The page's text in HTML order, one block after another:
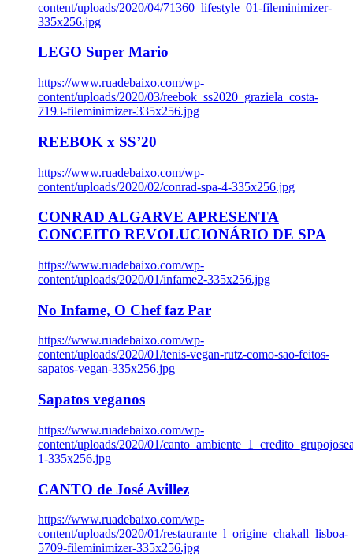
content/uploads/2020/04/71360_lifestyle_01-fileminimizer-
335x256.jpg
LEGO Super Mario
https://www.ruadebaixo.com/wp-
content/uploads/2020/03/reebok_ss2020_graziela_costa-
7193-fileminimizer-335x256.jpg
REEBOK x SS’20
https://www.ruadebaixo.com/wp-
content/uploads/2020/02/conrad-spa-4-335x256.jpg
CONRAD ALGARVE APRESENTA
CONCEITO REVOLUCIONÁRIO DE SPA
https://www.ruadebaixo.com/wp-
content/uploads/2020/01/infame2-335x256.jpg
No Infame, O Chef faz Par
https://www.ruadebaixo.com/wp-
content/uploads/2020/01/tenis-vegan-rutz-como-sao-feitos-
sapatos-vegan-335x256.jpg
Sapatos veganos
https://www.ruadebaixo.com/wp-
content/uploads/2020/01/
1-335x256.jpg
CANTO de José Avillez
https://www.ruadebaixo.com/wp-
content/uploads/2020/01/restaurante_l_origine_chakall_lisboa-
5709-fileminimizer-335x256.jpg